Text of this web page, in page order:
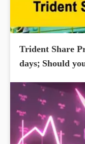
Trident Share
days; Should